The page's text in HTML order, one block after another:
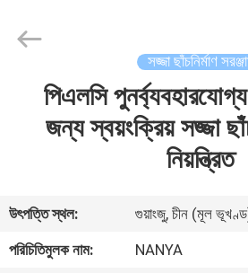
ভিডিও
Equipment
সজ্জা ছাঁচনির্মাণ
পিএলসি
জন্য স্বয়ংক্রিয় সজ্জা
নিয়ন্ত্রিত
উৎপত্তি স্থল:
গুয়াংজু, চীন (মূল
পরিচিতিমুলক নাম:
NANYA